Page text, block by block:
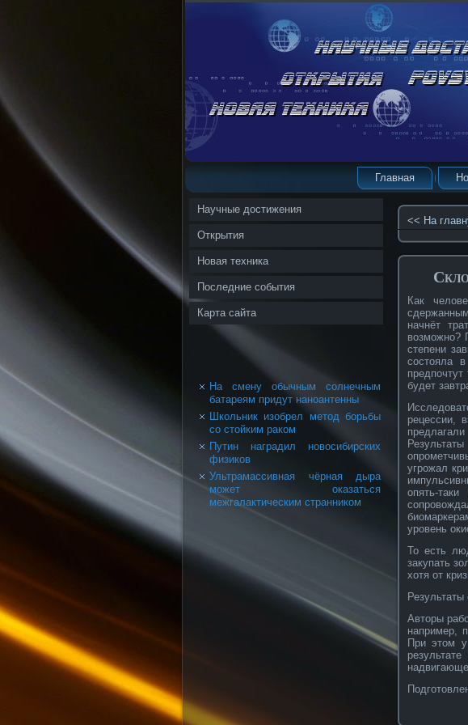
Главная
Научные достижения
Открытия
Новая техника
Последние события
Карта сайта
На смену обычным солнечным
батареям придут наноантенны
Школьник изобрел метод борьбы
со стойким раком
Путин наградил новосибирских
физиков
Ультрамассивная чёрная дыра
может оказаться
межгалактическим странником
<< На
Как
начнёт
возможно?
степени
состояла
будет
рецессии,
угрожал
опять-
уровень
То есть
закупать
хотя от
Авторы
например,
При этом